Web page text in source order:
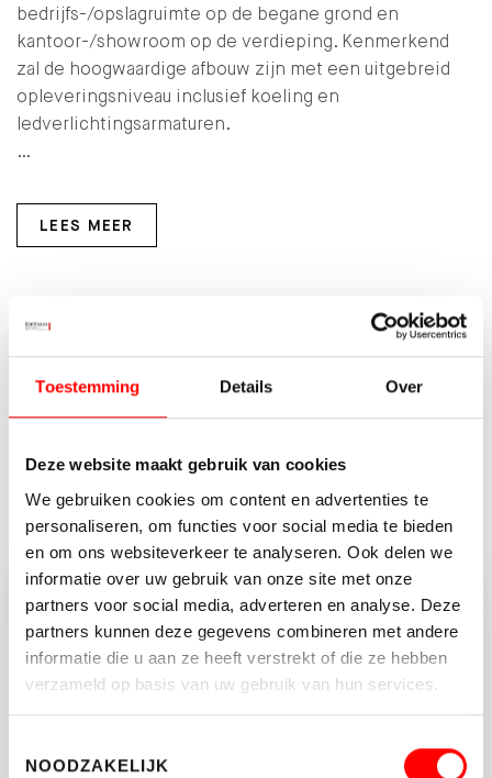
Toestemming Details Over
Deze website maakt gebruik van cookies
We gebruiken cookies om content en advertenties te
personaliseren, om functies voor social media te bieden
en om ons websiteverkeer te analyseren. Ook delen we
informatie over uw gebruik van onze site met onze
partners voor social media, adverteren en analyse. Deze
partners kunnen deze gegevens combineren met andere
informatie die u aan ze heeft verstrekt of die ze hebben
verzameld op basis van uw gebruik van hun services.
NOODZAKELIJK
bedrijfs-/opslagruimte op de begane grond en
kantoor-/showroom op de verdieping. Kenmerkend
zal de hoogwaardige afbouw zijn met een uitgebreid
opleveringsniveau inclusief koeling en
ledverlichtingsarmaturen.
…
LEES MEER
Soort object
Bedrijfsruimte
Status
Verhuurd
Totale oppervlakte
285 m2
MEER KENMERKEN
Vragen of opmerkingen?
Neem vrijblijvend contact op met Jeroen van
der Wal.
BEDRIJVEN@WALTMANN.NL